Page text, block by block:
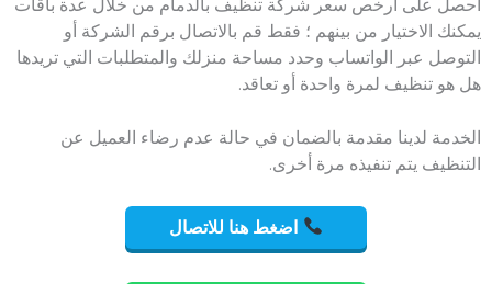
أحصل على أرخص سعر شركة تنظيف بالدمام من خلال عدة باقات
يمكنك الاختيار من بينهم ؛ فقط قم بالاتصال برقم الشركة أو
التوصل عبر الواتساب وحدد مساحة منزلك والمتطلبات التي تريدها
هل هو تنظيف لمرة واحدة أو تعاقد.
الخدمة لدينا مقدمة بالضمان في حالة عدم رضاء العميل عن
التنظيف يتم تنفيذه مرة أخرى.
اضغط هنا للاتصال